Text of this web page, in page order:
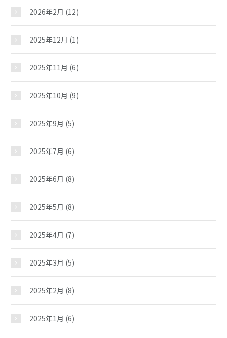
2026年2月 (12)
2025年12月 (1)
2025年11月 (6)
2025年10月 (9)
2025年9月 (5)
2025年7月 (6)
2025年6月 (8)
2025年5月 (8)
2025年4月 (7)
2025年3月 (5)
2025年2月 (8)
2025年1月 (6)